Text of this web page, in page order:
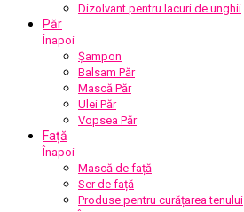
Dizolvant pentru lacuri de unghii
Păr
Înapoi
Șampon
Balsam Păr
Mască Păr
Ulei Păr
Vopsea Păr
Față
Înapoi
Mască de față
Ser de față
Produse pentru curățarea tenului